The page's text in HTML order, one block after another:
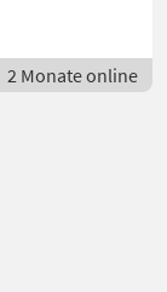
2 Monate online